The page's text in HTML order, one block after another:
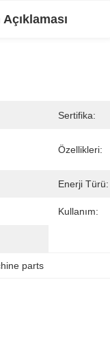
Sertifika:
Özellikleri:
Enerji Türü:
Kullanım:
parts